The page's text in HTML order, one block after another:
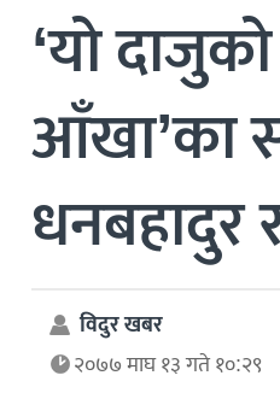
‘यो दाजुको
आँखा’का
धनबहादुर
विदुर खबर
२०७७ माघ १३ गते १०:२९